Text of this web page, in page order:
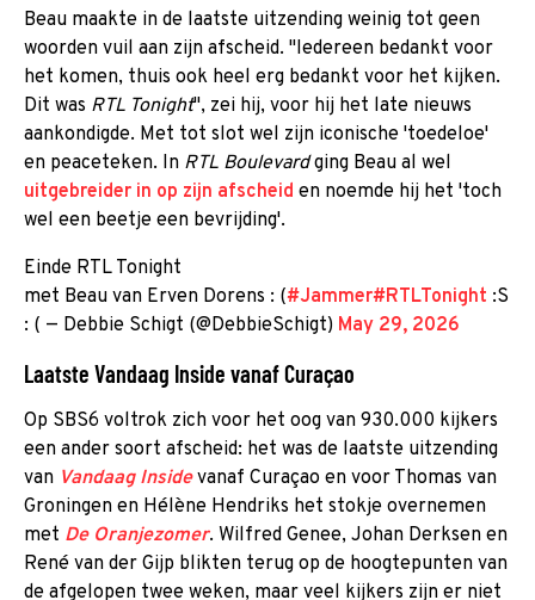
Beau maakte in de laatste uitzending weinig tot geen
woorden vuil aan zijn afscheid. "Iedereen bedankt voor
het komen, thuis ook heel erg bedankt voor het kijken.
Dit was RTL Tonight", zei hij, voor hij het late nieuws
aankondigde. Met tot slot wel zijn iconische 'toedeloe'
en peaceteken. In RTL Boulevardging Beau al wel
uitgebreider in op zijn afscheid en noemde hij het 'toch
wel een beetje een bevrijding'.
Einde RTL Tonight
met Beau van Erven Dorens : (#Jammer#RTLTonight :S
: ( — Debbie Schigt (@DebbieSchigt) May 29, 2026
Laatste Vandaag Inside vanaf Curaçao
Op SBS6 voltrok zich voor het oog van 930.000 kijkers
een ander soort afscheid: het was de laatste uitzending
van Vandaag Inside vanaf Curaçao en voor Thomas van
Groningen en Hélène Hendriks het stokje overnemen
met De Oranjezomer. Wilfred Genee, Johan Derksen en
René van der Gijp blikten terug op de hoogtepunten van
de afgelopen twee weken, maar veel kijkers zijn er niet